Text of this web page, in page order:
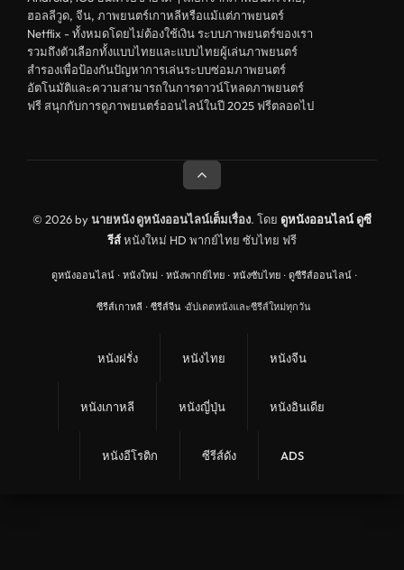
ฮอลลีวูด, จีน, ภาพยนตร์เกาหลีหรือแม้แต่ภาพยนตร์
Netflix - ทั้งหมดโดยไม่ต้องใช้เงิน ระบบภาพยนตร์ของเรา
รวมถึงตัวเลือกทั้งแบบไทยและแบบไทยผู้เล่นภาพยนตร์
สำรองเพื่อป้องกันปัญหาการเล่นระบบซ่อมภาพยนตร์
อัตโนมัติและความสามารถในการดาวน์โหลดภาพยนตร์
ฟรี สนุกกับการดูภาพยนตร์ออนไลน์ในปี 2025 ฟรีตลอดไป
© 2026 byนายหนัง ดูหนังออนไลน์เต็มเรื่อง. โดย ดูหนังออนไลน์ ดูซี
รีส์หนังใหม่ HD พากย์ไทย ซับไทย ฟรี
ดูหนังออนไลน์ · หนังใหม่ · หนังพากย์ไทย · หนังซับไทย · ดูซีรีส์ออนไลน์ ·
ซีรีส์เกาหลี · ซีรีส์จีน ·อัปเดตหนังและซีรีส์ใหม่ทุกวัน
หนังฝรั่ง หนังไทย หนังจีน
หนังเกาหลี หนังญี่ปุ่น หนังอินเดีย
หนังอีโรติก ซีรีส์ดัง ADS